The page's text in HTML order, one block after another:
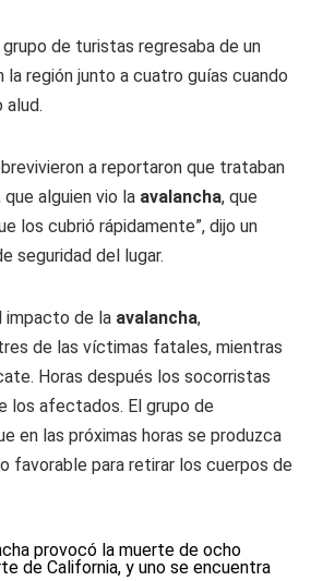
de turistas regresaba de un
región junto a cuatro guías cuando
alud.
a reportaron que trataban
alguien vio la avalancha, que
los cubrió rápidamente”, dijo un
seguridad del lugar.
impacto de la avalancha,
de las víctimas fatales, mientras
Horas después los socorristas
los afectados. El grupo de
en las próximas horas se produzca
favorable para retirar los cuerpos de